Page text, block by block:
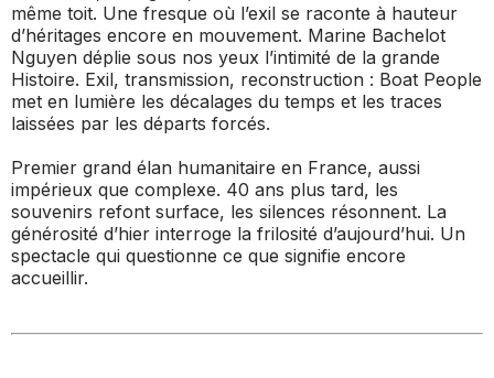
même toit. Une fresque où l’exil se raconte à hauteur
d’héritages encore en mouvement. Marine Bachelot
Nguyen déplie sous nos yeux l’intimité de la grande
Histoire. Exil, transmission, reconstruction : Boat People
met en lumière les décalages du temps et les traces
laissées par les départs forcés.
Premier grand élan humanitaire en France, aussi
impérieux que complexe. 40 ans plus tard, les
souvenirs refont surface, les silences résonnent. La
générosité d’hier interroge la frilosité d’aujourd’hui. Un
spectacle qui questionne ce que signifie encore
accueillir.